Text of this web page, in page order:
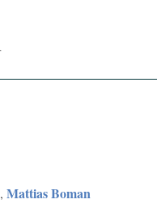
, Mattias Boman